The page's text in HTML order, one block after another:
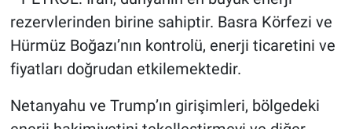
rezervlerinden birine sahiptir. Basra Körfezi ve
Hürmüz Boğazı’nın kontrolü, enerji ticaretini ve
fiyatları doğrudan etkilemektedir.
Netanyahu ve Trump’ın girişimleri, bölgedeki